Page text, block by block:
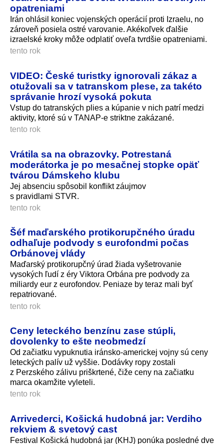
opatreniami
Irán ohlásil koniec vojenských operácií proti Izraelu, no
zároveň posiela ostré varovanie. Akékoľvek ďalšie
izraelské kroky môže odplatiť oveľa tvrdšie opatreniami.
tento rok
VIDEO: České turistky ignorovali zákaz a
otužovali sa v tatranskom plese, za takéto
správanie hrozí vysoká pokuta
Vstup do tatranských plies a kúpanie v nich patrí medzi
aktivity, ktoré sú v TANAP-e striktne zakázané.
tento rok
Vrátila sa na obrazovky. Potrestaná
moderátorka je po mesačnej stopke opäť
tvárou Dámskeho klubu
Jej absenciu spôsobil konflikt záujmov
s pravidlami STVR.
tento rok
Šéf maďarského protikorupčného úradu
odhaľuje podvody s eurofondmi počas
Orbánovej vlády
Maďarský protikorupčný úrad žiada vyšetrovanie
vysokých ľudí z éry Viktora Orbána pre podvody za
miliardy eur z eurofondov. Peniaze by teraz mali byť
repatriované.
tento rok
Ceny leteckého benzínu zase stúpli,
dovolenky to ešte neobmedzí
Od začiatku vypuknutia iránsko-americkej vojny sú ceny
leteckých palív už vyššie. Dodávky ropy zostali
z Perzského zálivu priškrtené, čiže ceny na začiatku
marca okamžite vyleteli.
tento rok
Arrivederci, Košická hudobná jar: Verdiho
rekviem & svetový cast
Festival Košická hudobná jar (KHJ) ponúka posledné dve